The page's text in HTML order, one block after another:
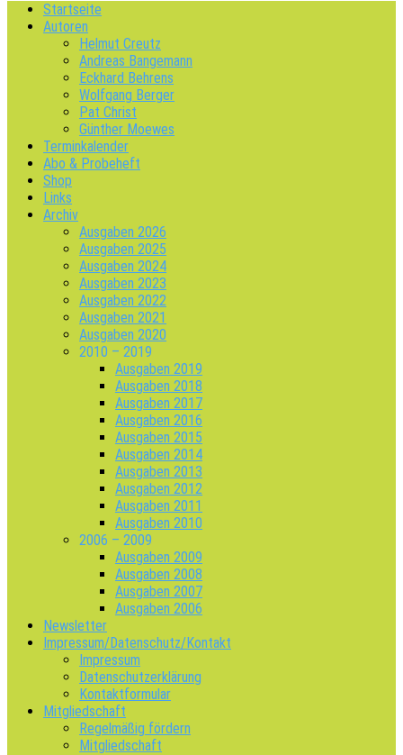
Startseite
Autoren
Helmut Creutz
Andreas Bangemann
Eckhard Behrens
Wolfgang Berger
Pat Christ
Günther Moewes
Terminkalender
Abo & Probeheft
Shop
Links
Archiv
Ausgaben 2026
Ausgaben 2025
Ausgaben 2024
Ausgaben 2023
Ausgaben 2022
Ausgaben 2021
Ausgaben 2020
2010 – 2019
Ausgaben 2019
Ausgaben 2018
Ausgaben 2017
Ausgaben 2016
Ausgaben 2015
Ausgaben 2014
Ausgaben 2013
Ausgaben 2012
Ausgaben 2011
Ausgaben 2010
2006 – 2009
Ausgaben 2009
Ausgaben 2008
Ausgaben 2007
Ausgaben 2006
Newsletter
Impressum/Datenschutz/Kontakt
Impressum
Datenschutzerklärung
Kontaktformular
Mitgliedschaft
Regelmäßig fördern
Mitgliedschaft